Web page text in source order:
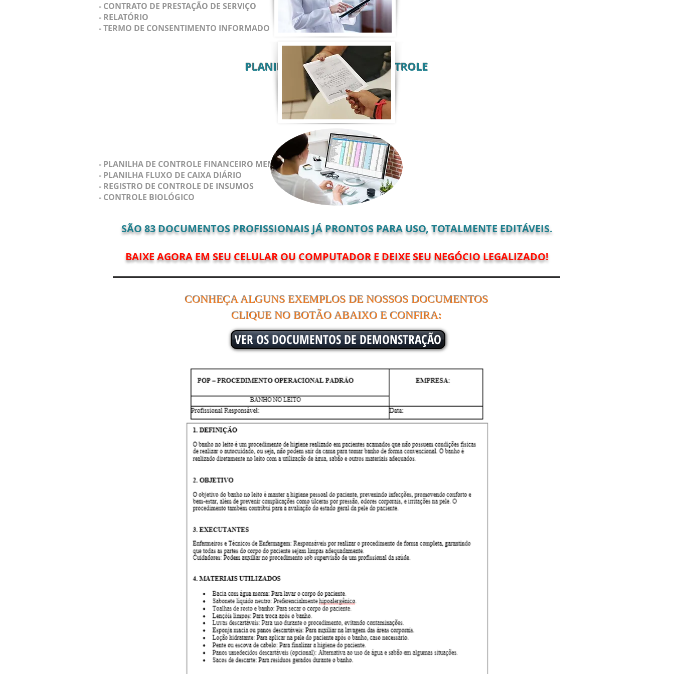
- CONTRATO DE PRESTAÇÃO DE SERVIÇO
- RELATÓRIO
- TERMO DE CONSENTIMENTO INFORMADO
PLANILHAS E FICHAS DE CONTROLE
- PLANILHA DE CONTROLE FINANCEIRO MENSAL
- PLANILHA FLUXO DE CAIXA DIÁRIO
- REGISTRO DE CONTROLE DE INSUMOS
- CONTROLE BIOLÓGICO
SÃO83DOCUMENTOS PROFISSIONAIS JÁ PRONTOS PARA USO, TOTALMENTE EDITÁVEIS.
BAIXE AGORA EM SEU CELULAR OU COMPUTADOR E DEIXE SEU NEGÓCIO LEGALIZADO!
CONHEÇA ALGUNS EXEMPLOS DE NOSSOS DOCUMENTOS
CLIQUE NO BOTÃO ABAIXO E CONFIRA:
VER OS DOCUMENTOS DE DEMONSTRAÇÃO